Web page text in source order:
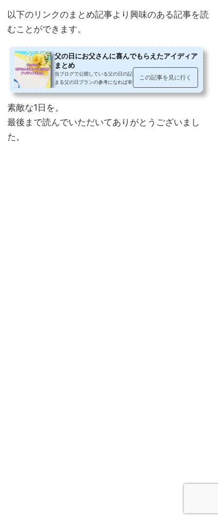
以下のリンクのまとめ記事より興味のある記事を読
むことができます。
父の日にお父さんに喜んでもらえたアイディア
まとめ
当ブログで公開している父の日の記事をまとめてみました。心温
まる父の日プランの参考になれば幸いです。父の日に何あげる？
この記事を見に行く
素敵な1日を。
最後まで読んでいただいてありがとうございまし
た。